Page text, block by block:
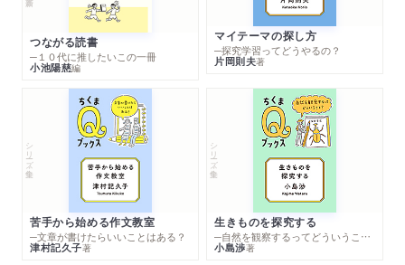
つながる読書
─１０代に推したいこの一冊
小池陽慈編
マイテーマの探し方
─探究学習ってどうやるの？
片岡則夫著
シリーズ・全集
苦手から始める作文教室
─文章が書けたらいいことはある？
津村記久子著
シリーズ・全集
生きものを探究する
─自然を観察するってどういうこと？
小島渉著